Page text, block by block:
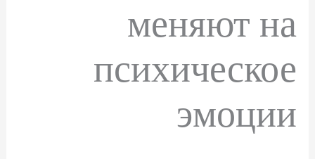
меняют на
психическое
эмоции